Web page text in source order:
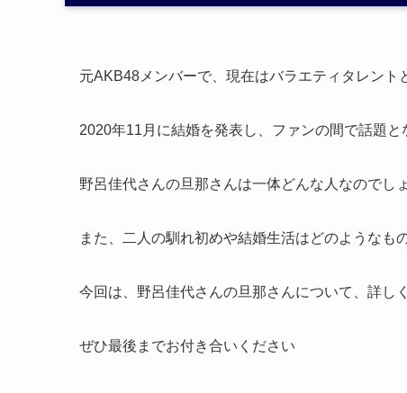
元AKB48メンバーで、現在はバラエティタレント
2020年11月に結婚を発表し、ファンの間で話題と
野呂佳代さんの旦那さんは一体どんな人なのでし
また、二人の馴れ初めや結婚生活はどのようなも
今回は、野呂佳代さんの旦那さんについて、詳し
ぜひ最後までお付き合いください